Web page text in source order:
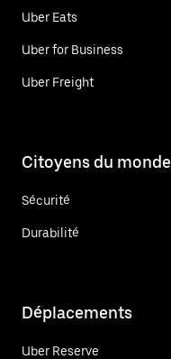
Uber Eats
Uber for Business
Uber Freight
Citoyens du monde
Sécurité
Durabilité
Déplacements
Uber Reserve